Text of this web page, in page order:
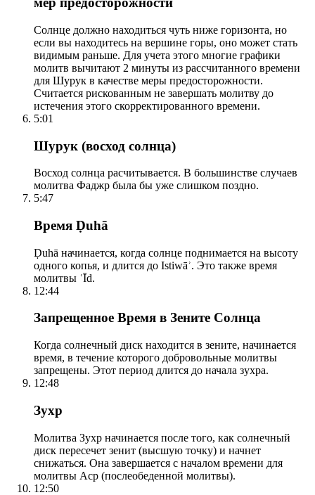
Солнце должно находиться чуть ниже горизонта, но
если вы находитесь на вершине горы, оно может стать
видимым раньше. Для учета этого многие графики
молитв вычитают 2 минуты из рассчитанного времени
для Шурук в качестве меры предосторожности.
Считается рискованным не завершать молитву до
истечения этого скорректированного времени.
5:01
Шурук (восход солнца)
Восход солнца расчитывается. В большинстве случаев
молитва Фаджр была бы уже слишком поздно.
5:47
Время Ḍuhā
Ḍuhā начинается, когда солнце поднимается на высоту
одного копья, и длится до Istiwāʾ. Это также время
молитвы ʿĪd.
12:44
Запрещенное Время в Зените Солнца
Когда солнечный диск находится в зените, начинается
время, в течение которого добровольные молитвы
запрещены. Этот период длится до начала зухра.
12:48
Зухр
Молитва Зухр начинается после того, как солнечный
диск пересечет зенит (высшую точку) и начнет
снижаться. Она завершается с началом времени для
молитвы Аср (послеобеденной молитвы).
12:50